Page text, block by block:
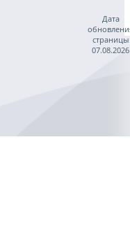
Дата
страницы
07.08.2026